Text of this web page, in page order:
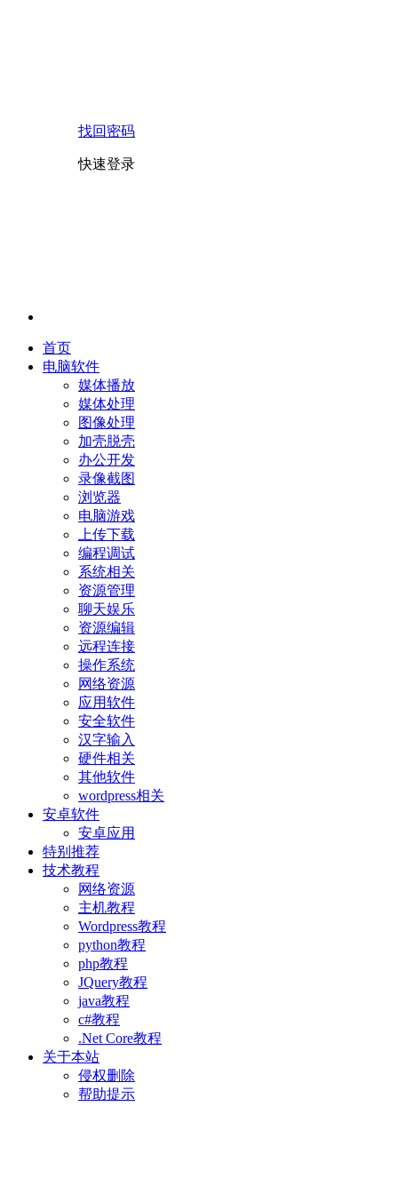
找回密码
快速登录
首页
电脑软件
媒体播放
媒体处理
图像处理
加壳脱壳
办公开发
录像截图
浏览器
电脑游戏
上传下载
编程调试
系统相关
资源管理
聊天娱乐
资源编辑
远程连接
操作系统
网络资源
应用软件
安全软件
汉字输入
硬件相关
其他软件
wordpress相关
安卓软件
安卓应用
特别推荐
技术教程
网络资源
主机教程
Wordpress教程
python教程
php教程
JQuery教程
java教程
c#教程
.Net Core教程
关于本站
侵权删除
帮助提示